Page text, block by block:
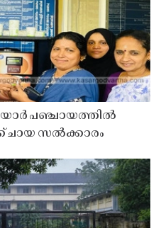
പഞ്ചായത്തിൽ
സൽക്കാരം